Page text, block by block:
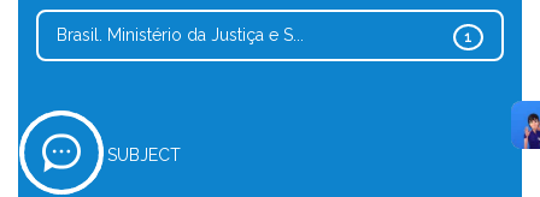
1
Brasil. Ministério da Justiça e S...
SUBJECT